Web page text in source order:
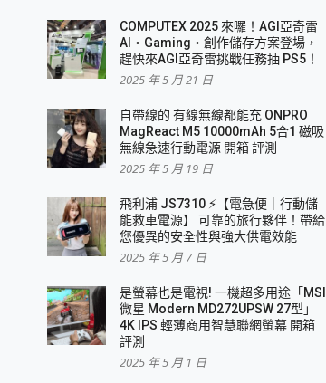
COMPUTEX 2025 來囉！AGI亞奇雷
AI・Gaming・創作儲存方案登場，
趕快來AGI亞奇雷挑戰任務抽 PS5！
2025 年 5 月 21 日
自帶線的 有線無線都能充 ONPRO
MagReact M5 10000mAh 5合1 磁吸
無線急速行動電源 開箱 評測
2025 年 5 月 19 日
飛利浦 JS7310 ⚡【電急便｜行動儲
能救車電源】 可靠的旅行夥伴！帶給
您優異的安全性與強大供電效能
2025 年 5 月 7 日
是螢幕也是電視! 一機超多用途「MSI
微星 Modern MD272UPSW 27型」
4K IPS 輕薄商用智慧聯網螢幕 開箱
評測
2025 年 5 月 1 日